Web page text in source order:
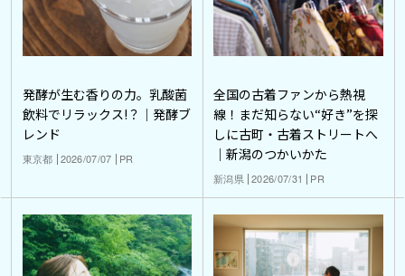
発酵が生む香りの力。乳酸菌
飲料でリラックス!？｜発酵ブ
レンド
東京都 2026/07/07 PR
全国の古着ファンから熱視
線！まだ知らない“好き”を探
しに古町・古着ストリートへ
｜新潟のつかいかた
新潟県 2026/07/31 PR